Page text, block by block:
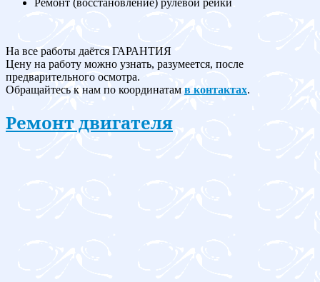
На все работы даётся ГАРАНТИЯ
Цену на работу можно узнать, разумеется, после
предварительного осмотра.
Обращайтесь к нам по координатам в контактах.
Ремонт двигателя